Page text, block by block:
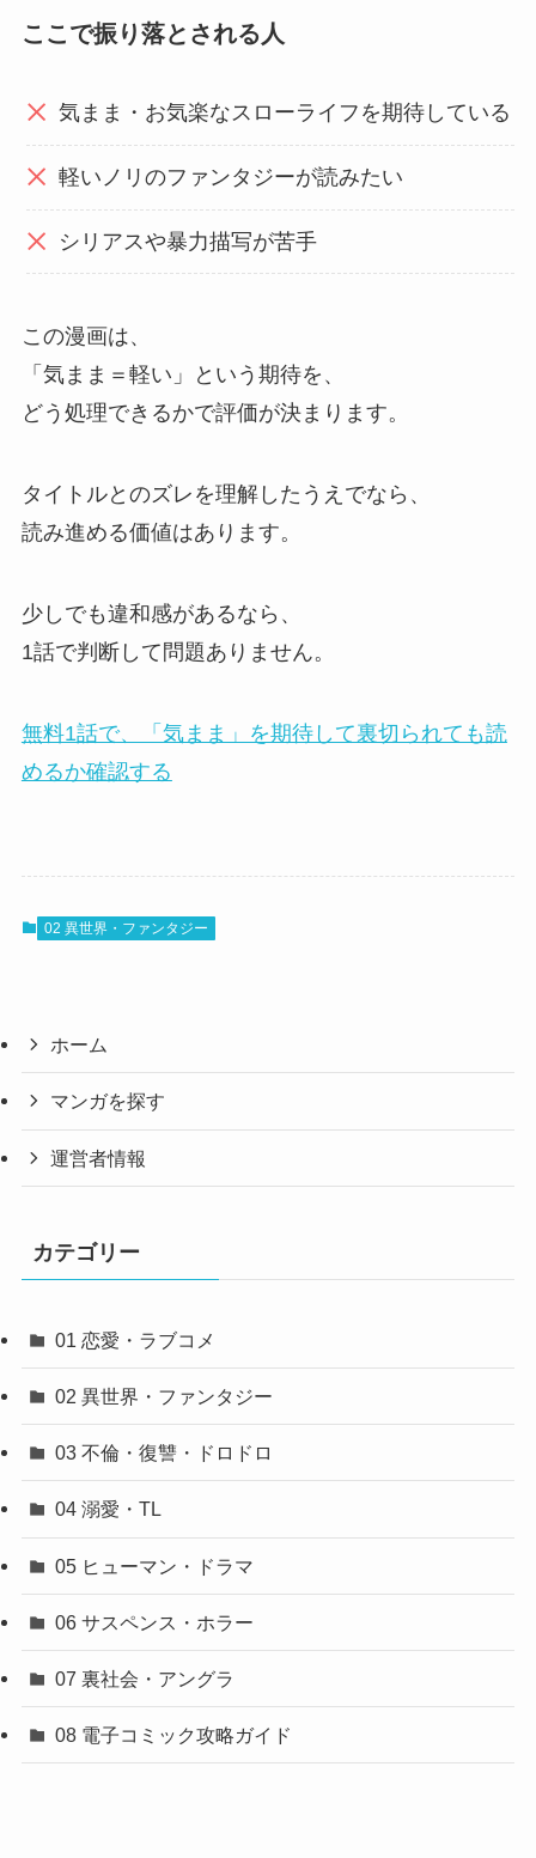
ここで振り落とされる人
気まま・お気楽なスローライフを期待している
軽いノリのファンタジーが読みたい
シリアスや暴力描写が苦手
この漫画は、
「気まま＝軽い」という期待を、
どう処理できるかで評価が決まります。
タイトルとのズレを理解したうえでなら、
読み進める価値はあります。
少しでも違和感があるなら、
1話で判断して問題ありません。
無料1話で、「気まま」を期待して裏切られても読
めるか確認する
02 異世界・ファンタジー
ホーム
マンガを探す
運営者情報
カテゴリー
01 恋愛・ラブコメ
02 異世界・ファンタジー
03 不倫・復讐・ドロドロ
04 溺愛・TL
05 ヒューマン・ドラマ
06 サスペンス・ホラー
07 裏社会・アングラ
08 電子コミック攻略ガイド